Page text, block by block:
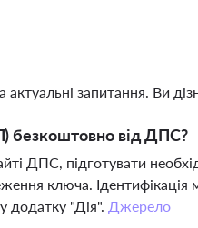
актуальні запитання. Ви
безкоштовно від ДПС?
ДПС, підготувати
ключа.
додатку "Дія". Джерело